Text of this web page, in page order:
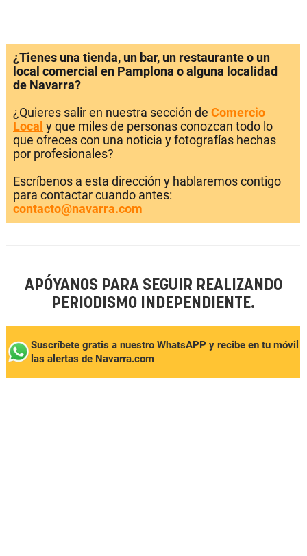
¿Tienes una tienda, un bar, un restaurante o un
local comercial en Pamplona o alguna localidad
de Navarra?
¿Quieres salir en nuestra sección de Comercio
Local y que miles de personas conozcan todo lo
que ofreces con una noticia y fotografías hechas
por profesionales?
Escríbenos a esta dirección y hablaremos contigo
para contactar cuando antes:
contacto@navarra.com
APÓYANOS PARA SEGUIR REALIZANDO
PERIODISMO INDEPENDIENTE.
Suscríbete gratis a nuestro WhatsAPP y recibe en tu móvil
las alertas de Navarra.com